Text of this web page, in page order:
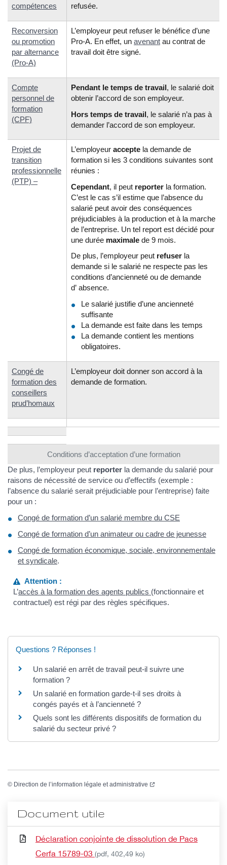
Conditions d’acceptation d’une formation
compétences refusée.
Reconversion
ou promotion
par alternance
(Pro-A)
L’employeur peut refuser le bénéfice d’une
Pro-A. En effet, un avenant au contrat de
travail doit être signé.
Compte
personnel de
formation
(CPF)
Pendant le temps de travail, le salarié doit
obtenir l’accord de son employeur.
Hors temps de travail, le salarié n’a pas à
demander l’accord de son employeur.
Projet de
transition
professionnelle
(PTP) –
L’employeur accepte la demande de
formation si les 3 conditions suivantes sont
réunies :
Cependant, il peut reporter la formation.
C’est le cas s’il estime que l’absence du
salarié peut avoir des conséquences
préjudiciables à la production et à la marche
de l’entreprise. Un tel report est décidé pour
une durée maximale de 9 mois.
De plus, l’employeur peut refuser la
demande si le salarié ne respecte pas les
conditions d’ancienneté ou de demande
d’ absence.
Le salarié justifie d’une ancienneté
suffisante
La demande est faite dans les temps
La demande contient les mentions
obligatoires.
Congé de
formation des
conseillers
prud’homaux
L’employeur doit donner son accord à la
demande de formation.
De plus, l’employeur peut reporter la demande du salarié pour
raisons de nécessité de service ou d’effectifs (exemple :
l’absence du salarié serait préjudiciable pour l’entreprise) faite
pour un :
Congé de formation d’un salarié membre du CSE
Congé de formation d’un animateur ou cadre de jeunesse
Congé de formation économique, sociale, environnementale
et syndicale.
Attention :
L’accès à la formation des agents publics (fonctionnaire et
contractuel) est régi par des règles spécifiques.
Questions ? Réponses !
Un salarié en arrêt de travail peut-il suivre une
formation ?
Un salarié en formation garde-t-il ses droits à
congés payés et à l’ancienneté ?
Quels sont les différents dispositifs de formation du
salarié du secteur privé ?
© Direction de l’information légale et administrative (nouvelle fenêtre)
Document utile
Déclaration conjointe de dissolution de Pacs
Cerfa 15789-03 (pdf, 402,49 ko)